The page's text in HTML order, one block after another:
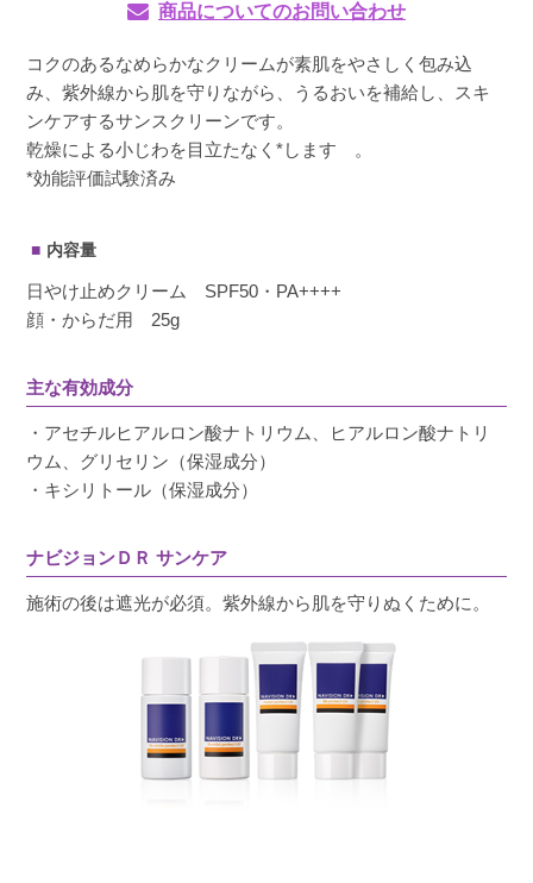
商品についてのお問い合わせ
コクのあるなめらかなクリームが素肌をやさしく包み込
み、紫外線から肌を守りながら、うるおいを補給し、スキ
ンケアするサンスクリーンです。
乾燥による小じわを目立たなく*します 。
*効能評価試験済み
内容量
日やけ止めクリーム SPF50・PA++++
顔・からだ用 25g
主な有効成分
・アセチルヒアルロン酸ナトリウム、ヒアルロン酸ナトリ
ウム、グリセリン（保湿成分）
・キシリトール（保湿成分）
ナビジョンＤＲ サンケア
施術の後は遮光が必須。紫外線から肌を守りぬくために。